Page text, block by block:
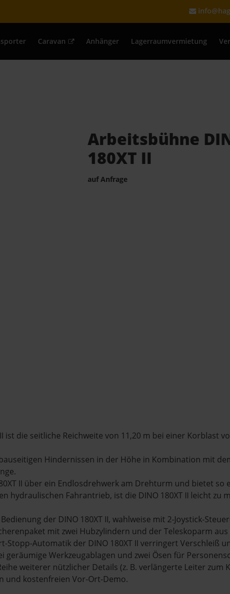
Caravan Anhänger Lagerraumvermietung
Arbeitsbühne
180XT II
auf Anfrage
die seitliche Reichweite von 11,20 m bei einer Korblast
Hindernissen in der Höhe in Kombination mit
II über ein Endlosdrehwerk am Drehturm und bietet so
Fahrantrieb, ist die DINO 180XT II leicht zu
der DINO 180XT II, wahlweise mit 2-Joystick-
mit zwei Hubzylindern und der Teleskoparm
Stopp-Automatik der DINO 180XT II verringert Verschleiß
Werkzeugablagen und zwei Ösen für
weiterer nützlicher Details (z. B. verlängerte Leiter zum
und kostenfreien Vor-Ort-Demo.